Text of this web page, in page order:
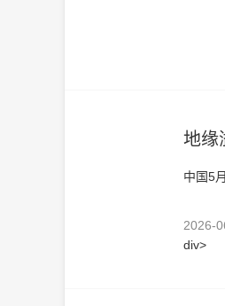
地缘
中国5
2026-
div>